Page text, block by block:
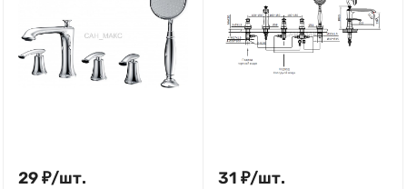
29₽/шт. 31 ₽/шт.